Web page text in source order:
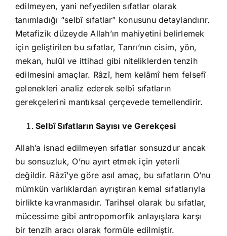
edilmeyen, yani nefyedilen sıfatlar olarak
tanımladığı “selbî sıfatlar” konusunu detaylandırır.
Metafizik düzeyde Allah’ın mahiyetini belirlemek
için geliştirilen bu sıfatlar, Tanrı’nın cisim, yön,
mekan, hulûl ve ittihad gibi niteliklerden tenzih
edilmesini amaçlar. Râzî, hem kelâmî hem felsefî
gelenekleri analiz ederek selbî sıfatların
gerekçelerini mantıksal çerçevede temellendirir.
Selbî Sıfatların Sayısı ve Gerekçesi
Allah’a isnad edilmeyen sıfatlar sonsuzdur ancak
bu sonsuzluk, O’nu ayırt etmek için yeterli
değildir. Râzî’ye göre asıl amaç, bu sıfatların O’nu
mümkün varlıklardan ayrıştıran kemal sıfatlarıyla
birlikte kavranmasıdır. Tarihsel olarak bu sıfatlar,
mücessime gibi antropomorfik anlayışlara karşı
bir tenzih aracı olarak formüle edilmiştir.